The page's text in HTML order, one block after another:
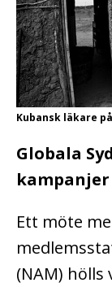
Kubansk läkare
Globala
kampanjer
Ett möte
(NAM) hölls